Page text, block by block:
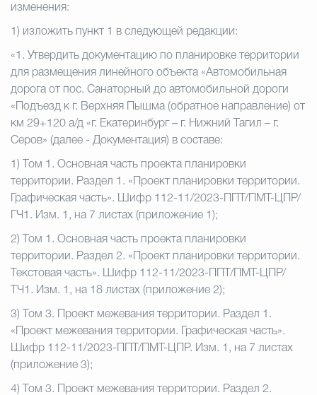
изменения:
1) изложить пункт 1 в следующей редакции:
«1. Утвердить документацию по планировке территории
для размещения линейного объекта «Автомобильная
дорога от пос. Санаторный до автомобильной дороги
«Подъезд к г. Верхняя Пышма (обратное направление) от
км 29+120 а/д «г. Екатеринбург – г. Нижний Тагил – г.
Серов» (далее - Документация) в составе:
1)
Том 1. Основная часть проекта планировки
территории. Раздел 1. «Проект планировки территории.
Графическая часть». Шифр 112-11/2023-ППТ/ПМТ-ЦПР/
ГЧ1. Изм. 1, на 7 листах (приложение 1);
2)
Том 1. Основная часть проекта планировки
территории. Раздел 2. «Проект планировки территории.
Текстовая часть». Шифр 112-11/2023-ППТ/ПМТ-ЦПР/
ТЧ1. Изм. 1, на 18 листах (приложение 2);
3)
Том 3. Проект межевания территории. Раздел 1.
«Проект межевания территории. Графическая часть».
Шифр 112-11/2023-ППТ/ПМТ-ЦПР. Изм. 1, на 7 листах
(приложение 3);
4)
Том 3. Проект межевания территории. Раздел 2.